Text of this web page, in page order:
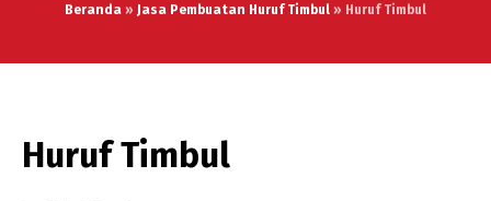
Beranda » Jasa Pembuatan Huruf Timbul » Huruf Timbul
Huruf Timbul